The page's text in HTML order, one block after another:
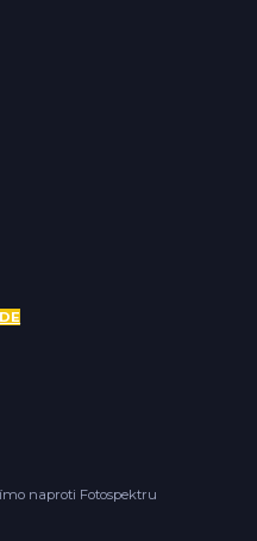
naproti Fotospektru